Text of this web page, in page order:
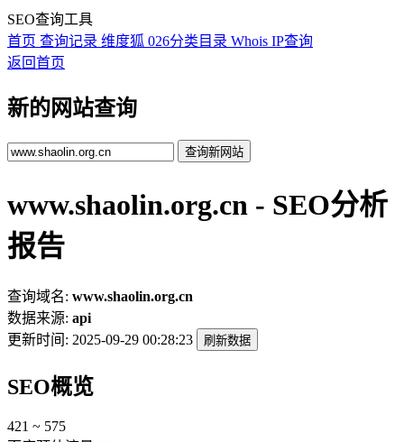
SEO查询工具
首页 查询记录 维度狐 026分类目录 Whois IP查询
返回首页
新的网站查询
查询新网站
www.shaolin.org.cn - SEO分析
报告
查询域名: www.shaolin.org.cn
数据来源: api
更新时间: 2025-09-29 00:28:23 刷新数据
SEO概览
421 ~ 575